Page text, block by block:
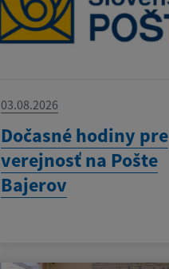
03.08.2026
Dočasné hodiny pre
verejnosť na Pošte
Bajerov